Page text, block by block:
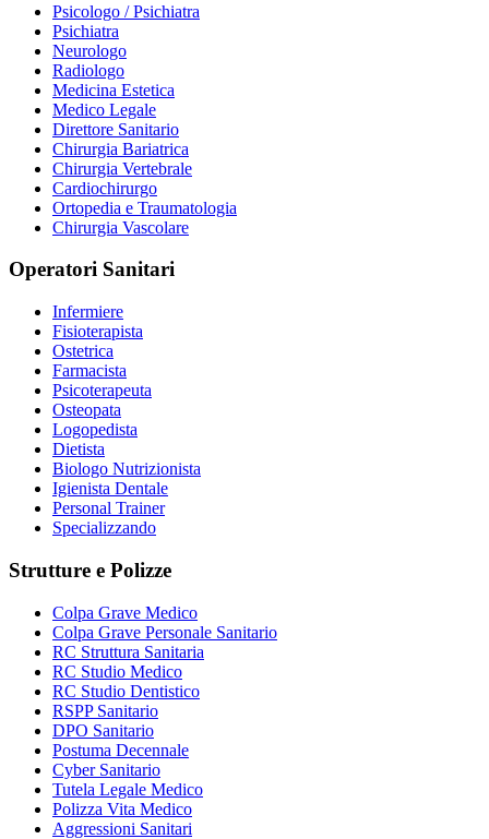
Psicologo / Psichiatra
Psichiatra
Neurologo
Radiologo
Medicina Estetica
Medico Legale
Direttore Sanitario
Chirurgia Bariatrica
Chirurgia Vertebrale
Cardiochirurgo
Ortopedia e Traumatologia
Chirurgia Vascolare
Operatori Sanitari
Infermiere
Fisioterapista
Ostetrica
Farmacista
Psicoterapeuta
Osteopata
Logopedista
Dietista
Biologo Nutrizionista
Igienista Dentale
Personal Trainer
Specializzando
Strutture e Polizze
Colpa Grave Medico
Colpa Grave Personale Sanitario
RC Struttura Sanitaria
RC Studio Medico
RC Studio Dentistico
RSPP Sanitario
DPO Sanitario
Postuma Decennale
Cyber Sanitario
Tutela Legale Medico
Polizza Vita Medico
Aggressioni Sanitari